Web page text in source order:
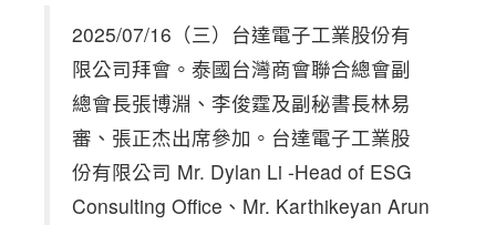
2025/07/16（三）台達電子工業股份有
限公司拜會。泰國台灣商會聯合總會副
總會長張博淵、李俊霆及副秘書長林易
審、張正杰出席參加。台達電子工業股
份有限公司 Mr. Dylan Li -Head of ESG
Consulting Office、Mr. Karthikeyan Arun